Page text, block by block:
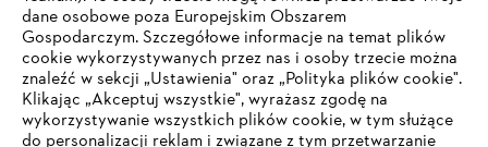
Firma
STIHL FAQ
dane osobowe poza Europejskim Obszarem
Gospodarczym. Szczegółowe informacje na temat plików
cookie wykorzystywanych przez nas i osoby trzecie można
znaleźć w sekcji „Ustawienia" oraz „Polityka plików cookie".
Klikając „Akceptuj wszystkie", wyrażasz zgodę na
wykorzystywanie wszystkich plików cookie, w tym służące
do personalizacji reklam i związane z tym przetwarzanie